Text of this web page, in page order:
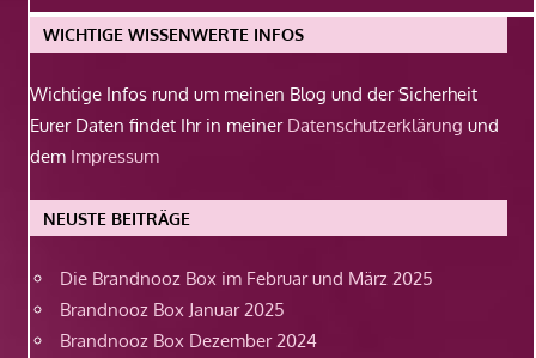
WICHTIGE WISSENWERTE INFOS
Wichtige Infos rund um meinen Blog und der Sicherheit
Eurer Daten findet Ihr in meiner Datenschutzerklärung und
dem Impressum
NEUSTE BEITRÄGE
Die Brandnooz Box im Februar und März 2025
Brandnooz Box Januar 2025
Brandnooz Box Dezember 2024